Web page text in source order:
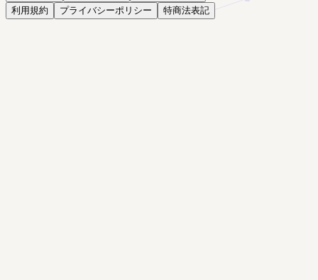
利用規約
プライバシーポリシー 特商法表記